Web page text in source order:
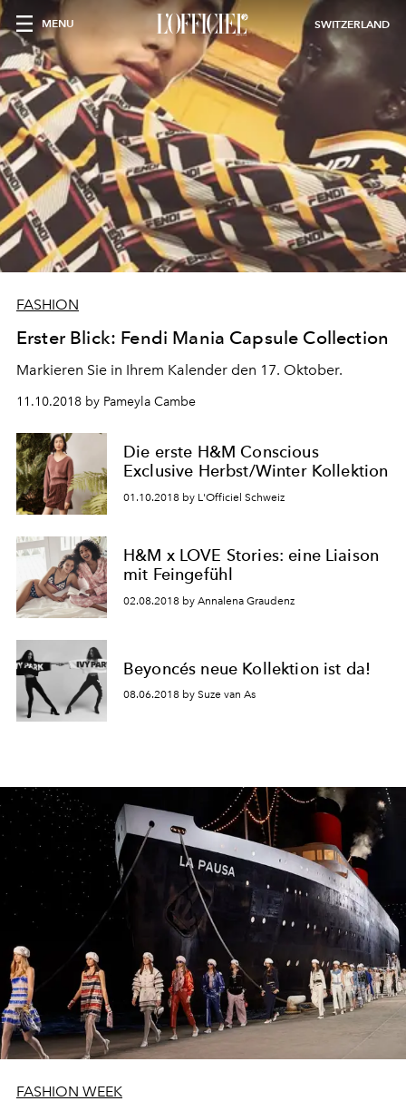
MENU SWITZERLAND
FASHION
Erster Blick: Fendi Mania Capsule Collection
Markieren Sie in Ihrem Kalender den 17. Oktober.
11.10.2018 by Pameyla Cambe
Die erste H&M Conscious
Exclusive Herbst/Winter Kollektion
01.10.2018 by L'Officiel Schweiz
H&M x LOVE Stories: eine Liaison
mit Feingefühl
02.08.2018 by Annalena Graudenz
Beyoncés neue Kollektion ist da!
08.06.2018 by Suze van As
FASHION WEEK